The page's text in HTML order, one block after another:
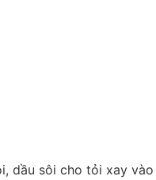
dầu sôi cho tỏi xay